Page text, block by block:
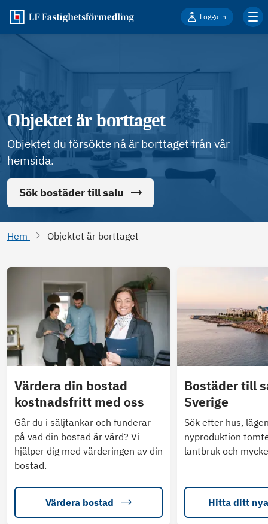
Logga in
Objektet är borttaget
Objektet du försökte nå är borttaget från vår
hemsida.
Sök bostäder till salu
Hem Objektet är borttaget
Värdera din bostad
kostnadsfritt med oss
Går du i säljtankar och funderar
på vad din bostad är värd? Vi
hjälper dig med värderingen av din
bostad.
Värdera bostad
Bostäder till
Sverige
Sök efter hus,
nyproduktion
lantbruk och
Hitta ditt